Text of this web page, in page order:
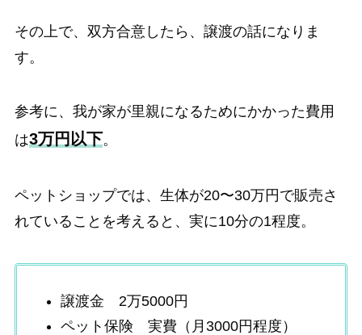
その上で、双方合意したら、譲渡の話になりま
す。
参考に、我が家が里親になるためにかかった費用
は3万円以下。
ペットショップでは、生体が20〜30万円で販売さ
れていることを考えると、実に10分の1程度。
譲渡金 2万5000円
ペット保険 実費（月3000円程度）